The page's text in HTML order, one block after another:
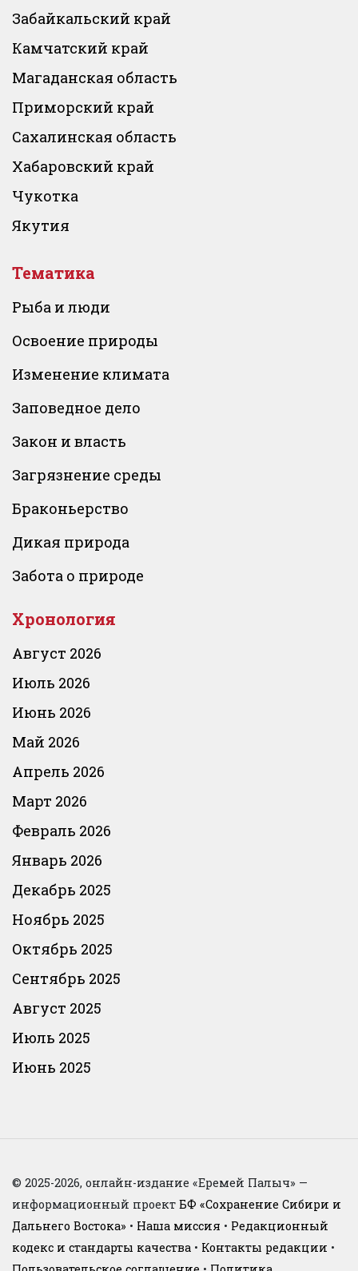
Забайкальский край
Камчатский край
Магаданская область
Приморский край
Сахалинская область
Хабаровский край
Чукотка
Якутия
Тематика
Рыба и люди
Освоение природы
Изменение климата
Заповедное дело
Закон и власть
Загрязнение среды
Браконьерство
Дикая природа
Забота о природе
Хронология
Август 2026
Июль 2026
Июнь 2026
Май 2026
Апрель 2026
Март 2026
Февраль 2026
Январь 2026
Декабрь 2025
Ноябрь 2025
Октябрь 2025
Сентябрь 2025
Август 2025
Июль 2025
Июнь 2025
© 2025-2026, онлайн-издание «Еремей Палыч» —
информационный проект БФ «Сохранение Сибири и
Дальнего Востока» • Наша миссия • Редакционный
кодекс и стандарты качества • Контакты редакции •